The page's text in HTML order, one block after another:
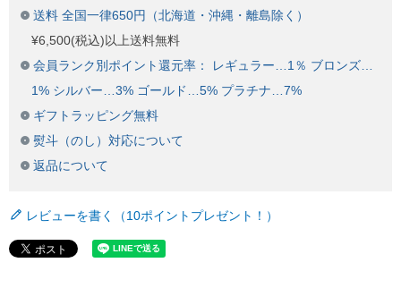
送料 全国一律650円（北海道・沖縄・離島除く）
¥6,500(税込)以上送料無料
会員ランク別ポイント還元率： レギュラー…1％ ブロンズ…
1% シルバー…3% ゴールド…5% プラチナ…7%
ギフトラッピング無料
熨斗（のし）対応について
返品について
レビューを書く（10ポイントプレゼント！）